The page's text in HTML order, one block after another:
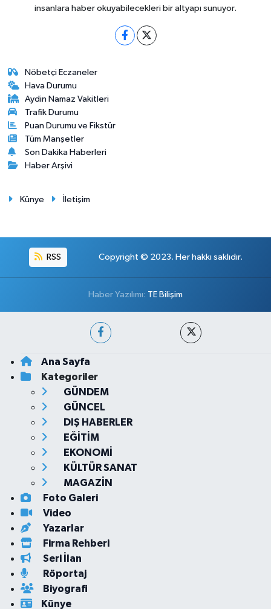
insanlara haber okuyabilecekleri bir altyapı sunuyor.
Nöbetçi Eczaneler
Hava Durumu
Aydin Namaz Vakitleri
Trafik Durumu
Puan Durumu ve Fikstür
Tüm Manşetler
Son Dakika Haberleri
Haber Arşivi
Künye İletişim
RSS Copyright © 2023. Her hakkı saklıdır.
Haber Yazılımı: TE Bilişim
Ana Sayfa
Kategoriler
GÜNDEM
GÜNCEL
DIŞ HABERLER
EĞİTİM
EKONOMİ
KÜLTÜR SANAT
MAGAZİN
Foto Galeri
Video
Yazarlar
Firma Rehberi
Seri İlan
Röportaj
Biyografi
Künye